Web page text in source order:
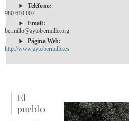
Teléfono:
980 610 007
Email:
bermillo@aytobermillo.org
Página Web:
http://www.aytobermillo.es
El
pueblo